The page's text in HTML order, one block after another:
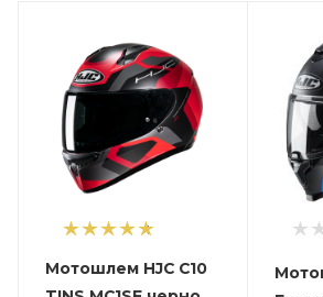
1
Мотошлем HJC C10